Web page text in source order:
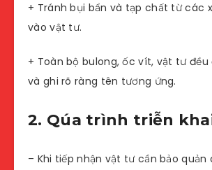
+ Tránh bụi bẩn và tạp chất từ các
vào vật tư.
+ Toàn bộ bulong, ốc vít, vật tư
và ghi rõ ràng tên tương ứng.
2. Qúa trình triễn
– Khi tiếp nhận vật tư cần bảo